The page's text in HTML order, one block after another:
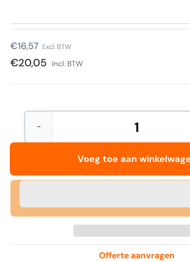
Normale
prijs
€16,57 Excl. BTW
€20,05 Incl. BTW
−Aantal
verminderen
Envelop
vr
zk
Hoeveelheid
Voeg toe aan
Offerte aanvragen